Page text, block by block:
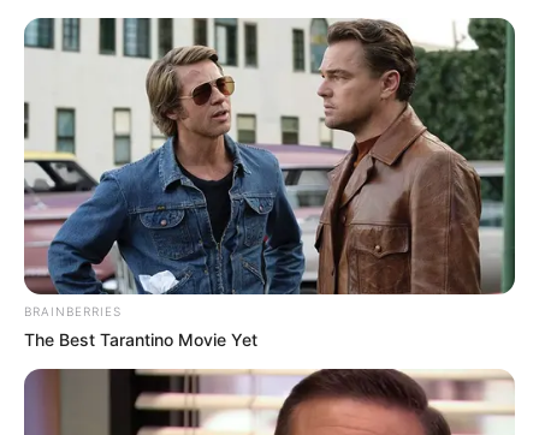
Hotels - Ferienquartiere - Detmold - Lipper Land -
Teutoburger Wald
Detmold Kostenlose Reiseführer
Bald ist Mariä Himmelfahrt: Sonnabend, den 15.08.2026
Hotels und Ferienquartiere in Detmold unterwww.tourist-
online.de.
Eine Reise nach Detmold ist empfehlenswert, denn
Detmold hat einsehenswertes Stadtzentrum.
BRAINBERRIES
The Best Tarantino Movie Yet